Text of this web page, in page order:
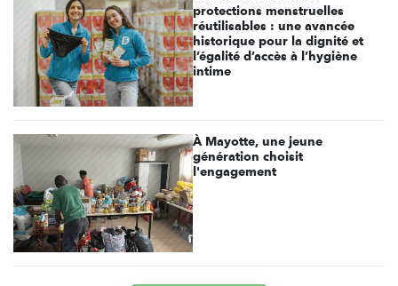
protections menstruelles
réutilisables : une avancée
historique pour la dignité et
l’égalité d’accès à l’hygiène
intime
À Mayotte, une jeune
génération choisit
l'engagement